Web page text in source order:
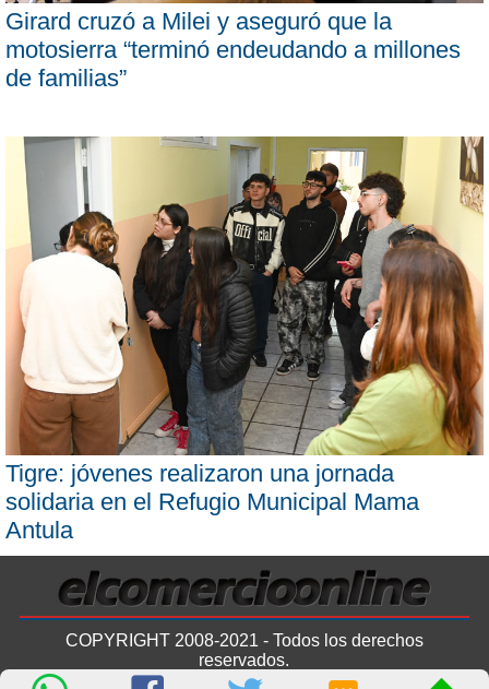
Girard cruzó a Milei y aseguró que la
motosierra “terminó endeudando a millones
de familias”
Tigre: jóvenes realizaron una jornada
solidaria en el Refugio Municipal Mama
Antula
COPYRIGHT 2008-2021 - Todos los derechos
reservados.